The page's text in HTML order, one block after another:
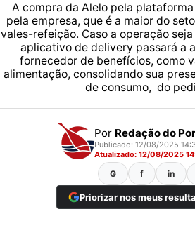
A compra da Alelo pela
pela empresa, que é a maior do
vales-refeição. Caso a operação
aplicativo de delivery passará a
fornecedor de benefícios, como
alimentação, consolidando sua
de consumo, do
Por Redação do
Publicado: 12/08/2025
Atualizado: 12/08/2025
G f in
Priorizar nos meus